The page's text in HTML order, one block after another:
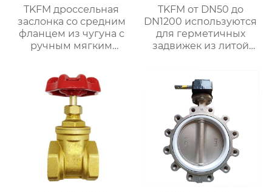
TKFM дроссельная
заслонка со средним
фланцем из чугуна с
ручным мягким
системы водяного
отопления
TKFM от DN50 до
DN1200 используются
для герметичных
задвижек из литой
для систем водяного
отопления